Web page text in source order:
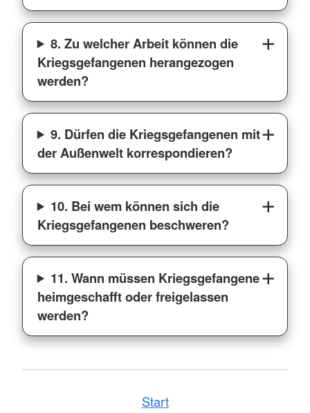
8. Zu welcher Arbeit können die
Kriegsgefangenen herangezogen
werden?
9. Dürfen die Kriegsgefangenen mit
der Außenwelt korrespondieren?
10. Bei wem können sich die
Kriegsgefangenen beschweren?
11. Wann müssen Kriegsgefangene
heimgeschafft oder freigelassen
werden?
Start